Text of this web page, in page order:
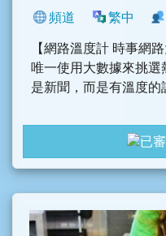
頻道 繁中
【網路溫度計 時事網
唯一使用大數據來挑選
是新聞，而是有溫度的
有人說，網路科技的
接觸，失去了熱度。是
其實，當你在FB、
發現同好還真多啊！